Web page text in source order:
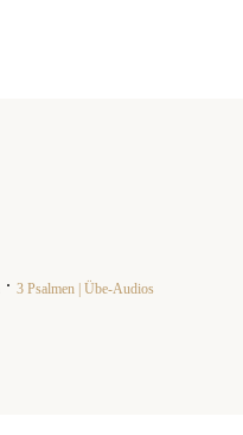
3 Psalmen | Übe-Audios